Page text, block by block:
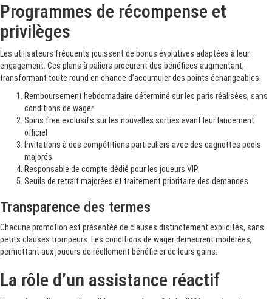
Programmes de récompense et
privilèges
Les utilisateurs fréquents jouissent de bonus évolutives adaptées à leur
engagement. Ces plans à paliers procurent des bénéfices augmentant,
transformant toute round en chance d’accumuler des points échangeables.
Remboursement hebdomadaire déterminé sur les paris réalisées, sans
conditions de wager
Spins free exclusifs sur les nouvelles sorties avant leur lancement
officiel
Invitations à des compétitions particuliers avec des cagnottes pools
majorés
Responsable de compte dédié pour les joueurs VIP
Seuils de retrait majorées et traitement prioritaire des demandes
Transparence des termes
Chacune promotion est présentée de clauses distinctement explicités, sans
petits clauses trompeurs. Les conditions de wager demeurent modérées,
permettant aux joueurs de réellement bénéficier de leurs gains.
La rôle d’un assistance réactif